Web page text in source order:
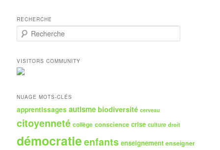
RECHERCHE
e
h
e
r
h
VISITORS COMMUNITY
NUAGE MOTS-CLÉS
apprentissages autisme biodiversité cerveau
citoyenneté collège conscience crise culture droit
démocratieenfants enseignement enseigner